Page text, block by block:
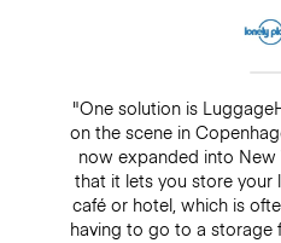
"One solution is
on the scene in
now expanded into New
that it lets you store your
café or hotel, which is
having to go to a storage